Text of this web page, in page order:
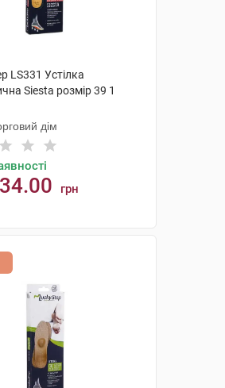
LS331 Устілка
Siesta розмір 39 1
дім
грн